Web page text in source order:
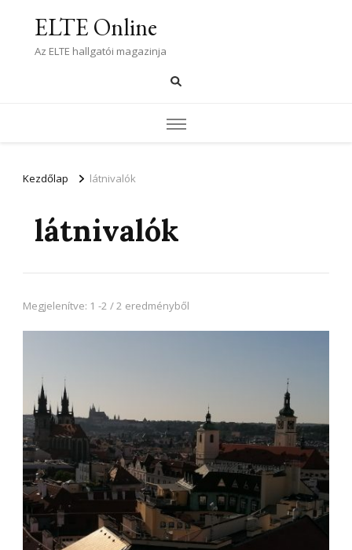
ELTE Online
Az ELTE hallgatói magazinja
Kezdőlap látnivalók
látnivalók
Megjelenítve: 1 -2 / 2 eredményből